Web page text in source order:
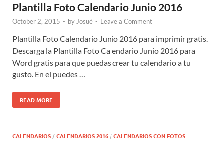
Plantilla Foto Calendario Junio 2016
October 2, 2015 - by Josué - Leave a Comment
Plantilla Foto Calendario Junio 2016 para imprimir gratis.
Descarga la Plantilla Foto Calendario Junio 2016 para
Word gratis para que puedas crear tu calendario a tu
gusto. En el puedes …
READ MORE
CALENDARIOS /CALENDARIOS 2016 /CALENDARIOS CON FOTOS